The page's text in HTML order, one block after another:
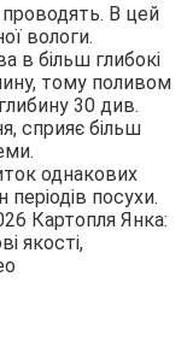
В цей
вологи.
в більш глибокі
тому поливом
30 див.
сприяє більш
однакових
посухи.